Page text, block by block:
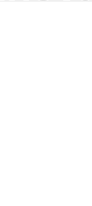
lunghe e un
e le voci
operatori
nel
una semplice
e
le
esempi concreti,